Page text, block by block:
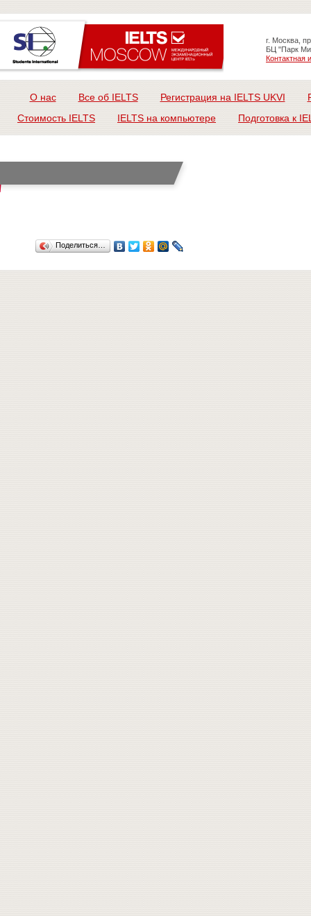
г. Москва,
БЦ "Парк
Контактная
О нас Все об IELTS Регистрация на IELTS UKVI
Стоимость IELTS
IELTS на компьютере Подготовка к
Поделиться…